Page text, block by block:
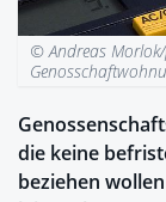
© Andreas
die keine
beziehen